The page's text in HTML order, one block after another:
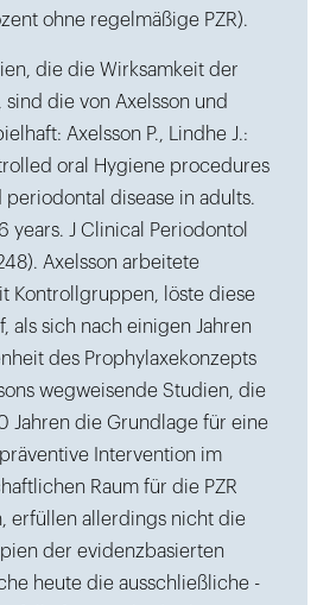
ohne regelmäßige PZR).
die die Wirksamkeit der
sind die von Axelsson und
Axelsson P., Lindhe J.:
oral Hygiene procedures
periodontal disease in adults.
years. J Clinical Periodontol
Axelsson arbeitete
Kontrollgruppen, löste diese
als sich nach einigen Jahren
des Prophylaxekonzepts
wegweisende Studien, die
Jahren die Grundlage für eine
Intervention im
Raum für die PZR
erfüllen allerdings nicht die
der evidenzbasierten
heute die ausschließliche -